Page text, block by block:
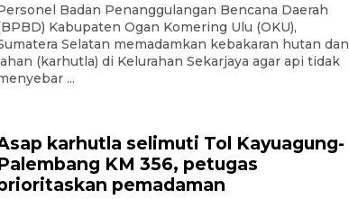
Badan Penanggulangan Bencana Daerah
Kabupaten Ogan Komering Ulu (OKU),
Selatan memadamkan kebakaran hutan dan
(karhutla) di Kelurahan Sekarjaya agar api tidak
...
karhutla selimuti Tol Kayuagung-
KM 356, petugas
pemadaman